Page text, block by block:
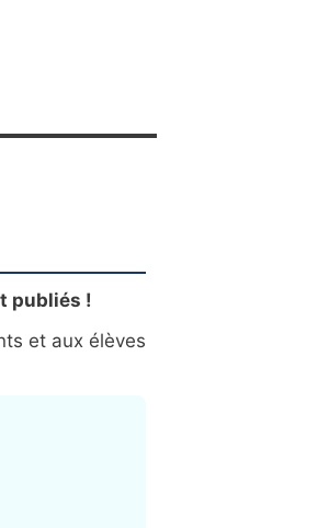
publiés !
et aux élèves